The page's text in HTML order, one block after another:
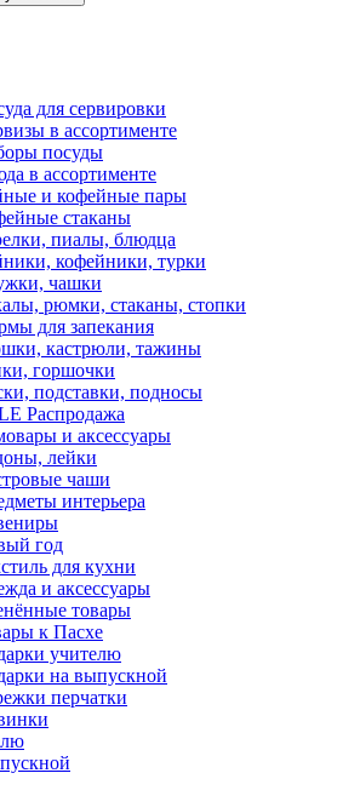
для сервировки
в ассортименте
посуды
в ассортименте
и кофейные пары
стаканы
пиалы, блюдца
кофейники, турки
чашки
рюмки, стаканы, стопки
для запекания
кастрюли, тажины
горшочки
подставки, подносы
Распродажа
и аксессуары
лейки
чаши
интерьера
год
для кухни
и аксессуары
товары
к Пасхе
учителю
на выпускной
перчатки